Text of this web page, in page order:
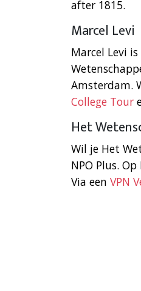
after 1815.
Marcel Levi
Marcel Levi
Amsterdam.
College Tour
Het
Wil je Het
NPO Plus.
Via een VPN